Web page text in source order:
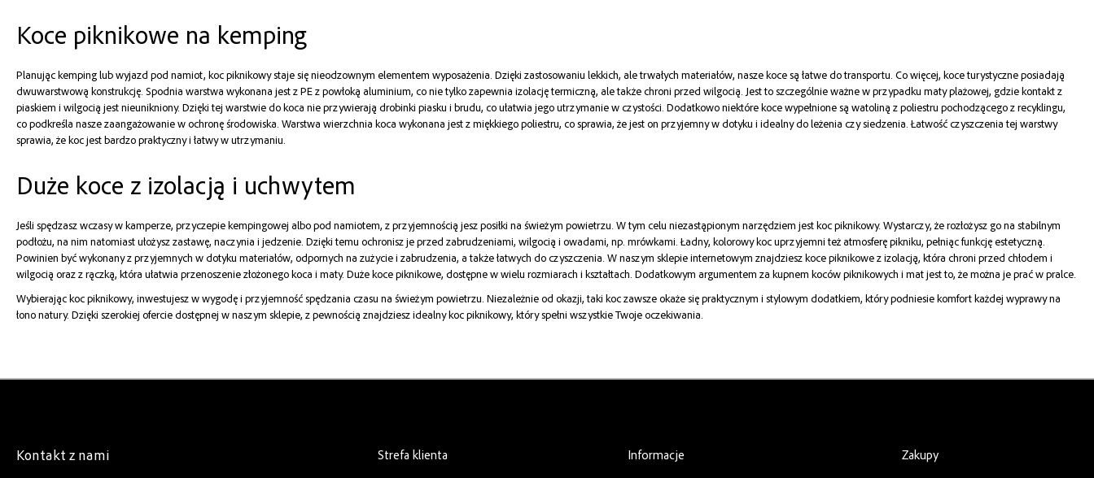
Koce piknikowe na kemping
Planując kemping lub wyjazd pod namiot, koc piknikowy staje się nieodzownym elementem wyposażenia. Dzięki zastosowaniu lekkich, ale trwałych materiałów, nasze koce są łatwe do transportu. Co więcej, koce turystyczne posiadają
dwuwarstwową konstrukcję. Spodnia warstwa wykonana jest z PE z powłoką aluminium, co nie tylko zapewnia izolację termiczną, ale także chroni przed wilgocią. Jest to szczególnie ważne w przypadku maty plażowej, gdzie kontakt z
piaskiem i wilgocią jest nieunikniony. Dzięki tej warstwie do koca nie przywierają drobinki piasku i brudu, co ułatwia jego utrzymanie w czystości. Dodatkowo niektóre koce wypełnione są watoliną z poliestru pochodzącego z recyklingu,
co podkreśla nasze zaangażowanie w ochronę środowiska. Warstwa wierzchnia koca wykonana jest z miękkiego poliestru, co sprawia, że jest on przyjemny w dotyku i idealny do leżenia czy siedzenia. Łatwość czyszczenia tej warstwy
sprawia, że koc jest bardzo praktyczny i łatwy w utrzymaniu.
Duże koce z izolacją i uchwytem
Jeśli spędzasz wczasy w kamperze, przyczepie kempingowej albo pod namiotem, z przyjemnością jesz posiłki na świeżym powietrzu. W tym celu niezastąpionym narzędziem jest koc piknikowy. Wystarczy, że rozłożysz go na stabilnym
podłożu, na nim natomiast ułożysz zastawę, naczynia i jedzenie. Dzięki temu ochronisz je przed zabrudzeniami, wilgocią i owadami, np. mrówkami. Ładny, kolorowy koc uprzyjemni też atmosferę pikniku, pełniąc funkcję estetyczną.
Powinien być wykonany z przyjemnych w dotyku materiałów, odpornych na zużycie i zabrudzenia, a także łatwych do czyszczenia. W naszym sklepie internetowym znajdziesz koce piknikowe z izolacją, która chroni przed chłodem i
wilgocią oraz z rączką, która ułatwia przenoszenie złożonego koca i maty. Duże koce piknikowe, dostępne w wielu rozmiarach i kształtach. Dodatkowym argumentem za kupnem koców piknikowych i mat jest to, że można je prać w pralce.
Wybierając koc piknikowy, inwestujesz w wygodę i przyjemność spędzania czasu na świeżym powietrzu. Niezależnie od okazji, taki koc zawsze okaże się praktycznym i stylowym dodatkiem, który podniesie komfort każdej wyprawy na
łono natury. Dzięki szerokiej ofercie dostępnej w naszym sklepie, z pewnością znajdziesz idealny koc piknikowy, który spełni wszystkie Twoje oczekiwania.
Kontakt z nami Strefa klienta Informacje Zakupy